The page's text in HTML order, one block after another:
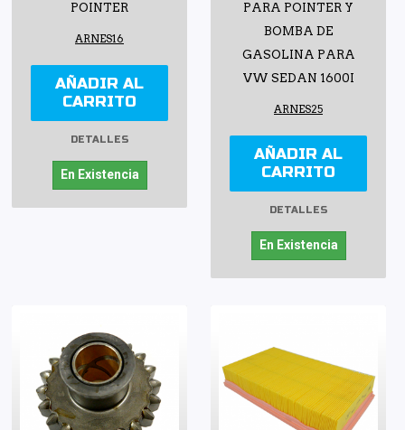
POINTER
ARNES16
AÑADIR AL
CARRITO
DETALLES
En Existencia
PARA POINTER Y
BOMBA DE
GASOLINA PARA
VW SEDAN 1600I
ARNES25
AÑADIR AL
CARRITO
DETALLES
En Existencia